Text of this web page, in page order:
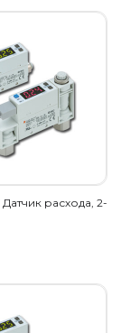
Датчик расхода, 2-